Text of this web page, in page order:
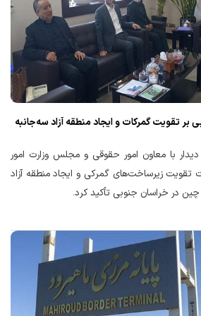
بر تقویت گمرکات و ایجاد منطقه آزاد سه‌جانبه
دیدار با معاون امور حقوقی و مجلس وزارت امور
تقویت زیرساخت‌های گمرکی و ایجاد منطقه آزاد
چین در خراسان جنوبی تأکید کرد.